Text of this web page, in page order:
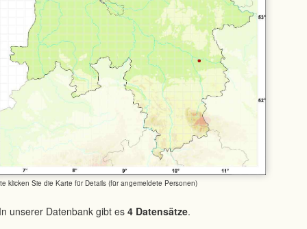
klicken Sie die Karte für Details (für angemeldete Personen)
unserer Datenbank gibt es 4 Datensätze.